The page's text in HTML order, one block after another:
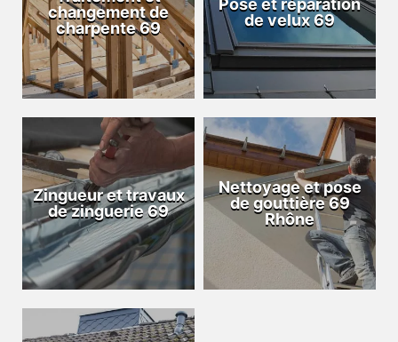
changement de
charpente 69
Pose et réparation
de velux 69
Zingueur et travaux
de zinguerie 69
Nettoyage et pose
de gouttière 69
Rhône